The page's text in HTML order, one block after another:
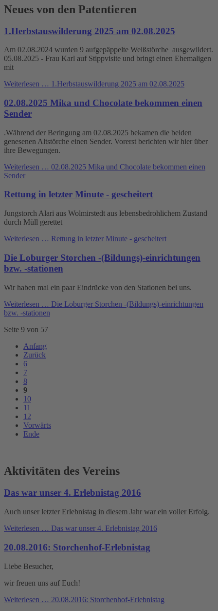
Neues von den Patentieren
1.Herbstauswilderung 2025 am 02.08.2025
Am 02.08.2024 wurden 9 aufgepäppelte Weißstörche ausgewildert.
05.08.2025 - Frau Karl auf Stippvisite und bringt einen Ehemaligen
mit
Weiterlesen … 1.Herbstauswilderung 2025 am 02.08.2025
02.08.2025 Mika und Chocolate bekommen einen
Sender
.Während der Beringung am 02.08.2025 bekamen die beiden
genesenen Altstörche einen Sender. Vorerst berichten wir hier über
ihre Bewegungen.
Weiterlesen … 02.08.2025 Mika und Chocolate bekommen einen
Sender
Rettung in letzter Minute - gescheitert
Jungstorch Alari aus Wolmirstedt aus lebensbedrohlichem Zustand
durch Müll gerettet
Weiterlesen … Rettung in letzter Minute - gescheitert
Die Loburger Storchen -(Bildungs)-einrichtungen
bzw. -stationen
Wir haben mal ein paar Eindrücke von den Stationen bei uns.
Weiterlesen … Die Loburger Storchen -(Bildungs)-einrichtungen
bzw. -stationen
Seite 9 von 57
Anfang
Zurück
6
7
8
9
10
11
12
Vorwärts
Ende
Aktivitäten des Vereins
Das war unser 4. Erlebnistag 2016
Auch unser letzter Erlebnistag in diesem Jahr war ein voller Erfolg.
Weiterlesen … Das war unser 4. Erlebnistag 2016
20.08.2016: Storchenhof-Erlebnistag
Liebe Besucher,
wir freuen uns auf Euch!
Weiterlesen … 20.08.2016: Storchenhof-Erlebnistag